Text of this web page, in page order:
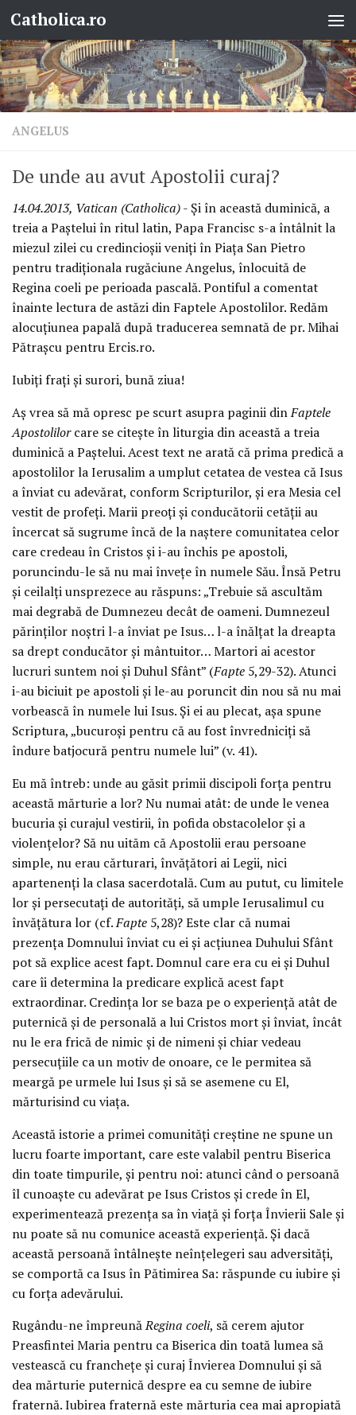
Skip to content
Catholica.ro
ANGELUS
De unde au avut Apostolii curaj?
14.04.2013, Vatican (Catholica)- Şi în această duminică, a
treia a Paştelui în ritul latin, Papa Francisc s-a întâlnit la
miezul zilei cu credincioşii veniţi în Piaţa San Pietro
pentru tradiţionala rugăciune Angelus, înlocuită de
Regina coeli pe perioada pascală. Pontiful a comentat
înainte lectura de astăzi din Faptele Apostolilor. Redăm
alocuţiunea papală după traducerea semnată de pr. Mihai
Pătraşcu pentru Ercis.ro.
Iubiţi fraţi şi surori, bună ziua!
Aş vrea să mă opresc pe scurt asupra paginii dinFaptele
Apostolilorcare se citeşte în liturgia din această a treia
duminică a Paştelui. Acest text ne arată că prima predică a
apostolilor la Ierusalim a umplut cetatea de vestea că Isus
a înviat cu adevărat, conform Scripturilor, şi era Mesia cel
vestit de profeţi. Marii preoţi şi conducătorii cetăţii au
încercat să sugrume încă de la naştere comunitatea celor
care credeau în Cristos şi i-au închis pe apostoli,
poruncindu-le să nu mai înveţe în numele Său. Însă Petru
şi ceilalţi unsprezece au răspuns: „Trebuie să ascultăm
mai degrabă de Dumnezeu decât de oameni. Dumnezeul
părinţilor noştri l-a înviat pe Isus… l-a înălţat la dreapta
sa drept conducător şi mântuitor… Martori ai acestor
lucruri suntem noi şi Duhul Sfânt” (Fapte 5,29-32). Atunci
i-au biciuit pe apostoli şi le-au poruncit din nou să nu mai
vorbească în numele lui Isus. Şi ei au plecat, aşa spune
Scriptura, „bucuroşi pentru că au fost învredniciţi să
îndure batjocură pentru numele lui” (v. 41).
Eu mă întreb: unde au găsit primii discipoli forţa pentru
această mărturie a lor? Nu numai atât: de unde le venea
bucuria şi curajul vestirii, în pofida obstacolelor şi a
violenţelor? Să nu uităm că Apostolii erau persoane
simple, nu erau cărturari, învăţători ai Legii, nici
apartenenţi la clasa sacerdotală. Cum au putut, cu limitele
lor şi persecutaţi de autorităţi, să umple Ierusalimul cu
învăţătura lor (cf.Fapte 5,28)? Este clar că numai
prezenţa Domnului înviat cu ei şi acţiunea Duhului Sfânt
pot să explice acest fapt. Domnul care era cu ei şi Duhul
care îi determina la predicare explică acest fapt
extraordinar. Credinţa lor se baza pe o experienţă atât de
puternică şi de personală a lui Cristos mort şi înviat, încât
nu le era frică de nimic şi de nimeni şi chiar vedeau
persecuţiile ca un motiv de onoare, ce le permitea să
meargă pe urmele lui Isus şi să se asemene cu El,
mărturisind cu viaţa.
Această istorie a primei comunităţi creştine ne spune un
lucru foarte important, care este valabil pentru Biserica
din toate timpurile, şi pentru noi: atunci când o persoană
îl cunoaşte cu adevărat pe Isus Cristos şi crede în El,
experimentează prezenţa sa în viaţă şi forţa Învierii Sale şi
nu poate să nu comunice această experienţă. Şi dacă
această persoană întâlneşte neînţelegeri sau adversităţi,
se comportă ca Isus în Pătimirea Sa: răspunde cu iubire şi
cu forţa adevărului.
Rugându-ne împreunăRegina coeli, să cerem ajutor
Preasfintei Maria pentru ca Biserica din toată lumea să
vestească cu francheţe şi curaj Învierea Domnului şi să
dea mărturie puternică despre ea cu semne de iubire
fraternă. Iubirea fraternă este mărturia cea mai apropiată